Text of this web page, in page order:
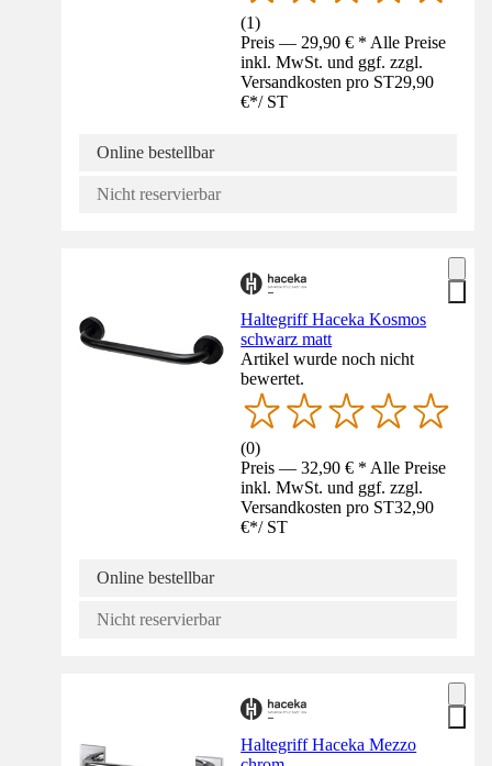
(1)
Preis — 29,90 € * Alle Preise
inkl. MwSt. und ggf. zzgl.
Versandkosten pro ST29,90
€*/ ST
Online bestellbar
Nicht reservierbar
Haltegriff Haceka Kosmos
schwarz matt
Artikel wurde noch nicht
bewertet.
(0)
Preis — 32,90 € * Alle Preise
inkl. MwSt. und ggf. zzgl.
Versandkosten pro ST32,90
€*/ ST
Online bestellbar
Nicht reservierbar
Haltegriff Haceka Mezzo